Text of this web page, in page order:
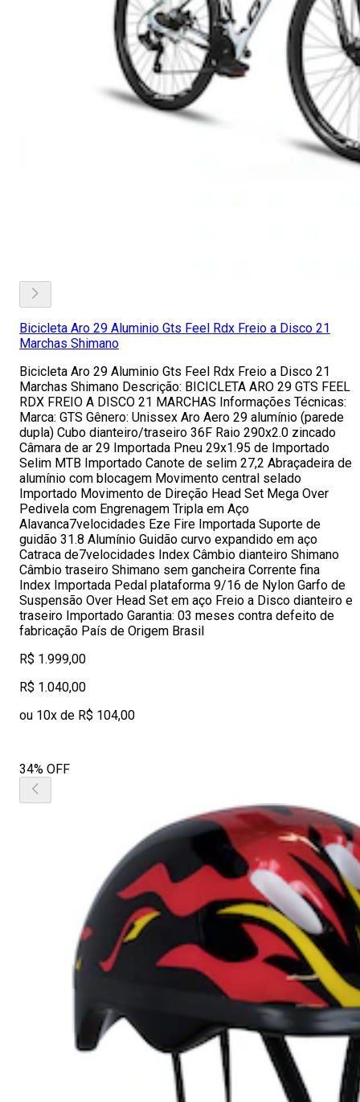
Bicicleta Aro 29 Aluminio Gts Feel Rdx Freio a Disco 21
Marchas Shimano
Bicicleta Aro 29 Aluminio Gts Feel Rdx Freio a Disco 21
Marchas Shimano Descrição: BICICLETA ARO 29 GTS FEEL
RDX FREIO A DISCO 21 MARCHAS Informações Técnicas:
Marca: GTS Gênero: Unissex Aro Aero 29 alumínio (parede
dupla) Cubo dianteiro/traseiro 36F Raio 290x2.0 zincado
Câmara de ar 29 Importada Pneu 29x1.95 de Importado
Selim MTB Importado Canote de selim 27,2 Abraçadeira de
alumínio com blocagem Movimento central selado
Importado Movimento de Direção Head Set Mega Over
Pedivela com Engrenagem Tripla em Aço
Alavanca7velocidades Eze Fire Importada Suporte de
guidão 31.8 Alumínio Guidão curvo expandido em aço
Catraca de7velocidades Index Câmbio dianteiro Shimano
Câmbio traseiro Shimano sem gancheira Corrente fina
Index Importada Pedal plataforma 9/16 de Nylon Garfo de
Suspensão Over Head Set em aço Freio a Disco dianteiro e
traseiro Importado Garantia: 03 meses contra defeito de
fabricação País de Origem Brasil
R$ 1.999,00
R$ 1.040,00
ou 10x de R$ 104,00
34% OFF